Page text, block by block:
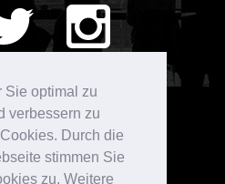
Sie optimal zu
verbessern zu
Durch die
stimmen Sie
zu. Weitere
auf ProvenExpert.com